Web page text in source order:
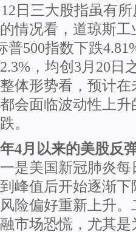
日三大股指虽有
情况看，道琼斯
普500指数下跌
，均创3月20日
体形势看，预计
会面临波动性上
。
4月以来的美股反
一是美国新冠肺炎
峰值后开始逐渐
险偏好重新上升
市场恐慌，尤其